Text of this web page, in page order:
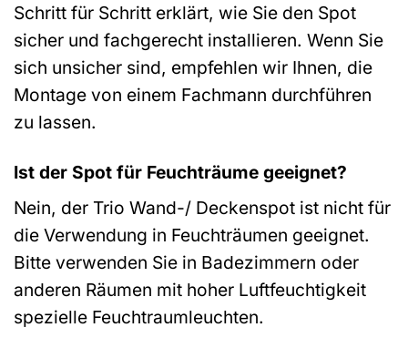
Schritt für Schritt erklärt, wie Sie den Spot
sicher und fachgerecht installieren. Wenn Sie
sich unsicher sind, empfehlen wir Ihnen, die
Montage von einem Fachmann durchführen
zu lassen.
Ist der Spot für Feuchträume geeignet?
Nein, der Trio Wand-/ Deckenspot ist nicht für
die Verwendung in Feuchträumen geeignet.
Bitte verwenden Sie in Badezimmern oder
anderen Räumen mit hoher Luftfeuchtigkeit
spezielle Feuchtraumleuchten.